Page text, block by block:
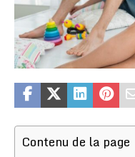
Contenu de la page